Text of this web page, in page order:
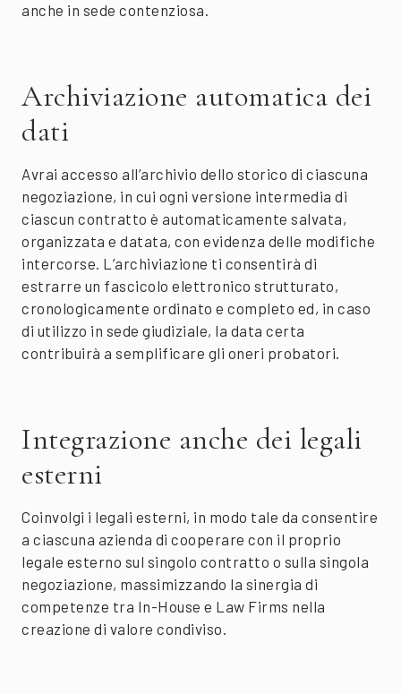
anche in sede contenziosa.
Archiviazione automatica dei
dati
Avrai accesso all’archivio dello storico di ciascuna
negoziazione, in cui ogni versione intermedia di
ciascun contratto è automaticamente salvata,
organizzata e datata, con evidenza delle modifiche
intercorse. L’archiviazione ti consentirà di
estrarre un fascicolo elettronico strutturato,
cronologicamente ordinato e completo ed, in caso
di utilizzo in sede giudiziale, la data certa
contribuirà a semplificare gli oneri probatori.
Integrazione anche dei legali
esterni
Coinvolgi i legali esterni, in modo tale da consentire
a ciascuna azienda di cooperare con il proprio
legale esterno sul singolo contratto o sulla singola
negoziazione, massimizzando la sinergia di
competenze tra In-House e Law Firms nella
creazione di valore condiviso.